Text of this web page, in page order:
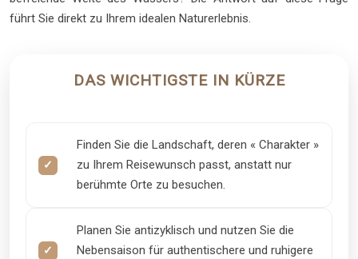
führt Sie direkt zu Ihrem idealen Naturerlebnis.
DAS WICHTIGSTE IN KÜRZE
Finden Sie die Landschaft, deren « Charakter »
zu Ihrem Reisewunsch passt, anstatt nur
berühmte Orte zu besuchen.
Planen Sie antizyklisch und nutzen Sie die
Nebensaison für authentischere und ruhigere